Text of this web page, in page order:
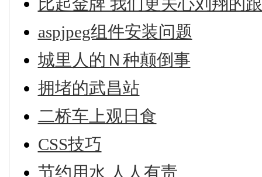
aspjpeg组件安装问题
城里人的Ｎ种颠倒事
拥堵的武昌站
二桥车上观日食
CSS技巧
节约用水 人人有责